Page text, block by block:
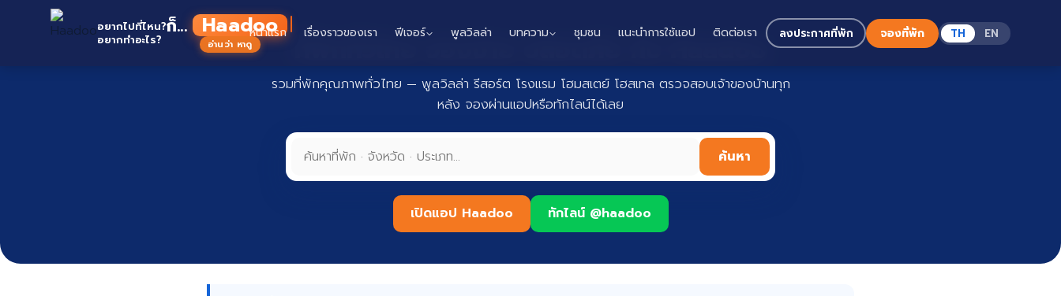
อยากไปที่ไหน?
อยากทำอะไร?
ก็... Haadoo
อ่านว่า หาดู
หน้าแรก เรื่องราวของเรา ฟีเจอร์ พูลวิลล่า บทความ ชุมชน แนะนำการใช้แอป ติดต่อเรา ลงประกาศที่พัก จองที่พัก TH EN
ที่พักทั่วไทย จองง่าย ปลอดภัย กับ Haadoo
รวมที่พักคุณภาพทั่วไทย — พูลวิลล่า รีสอร์ต โรงแรม โฮมสเตย์ โฮสเทล ตรวจสอบเจ้าของบ้านทุก
หลัง จองผ่านแอปหรือทักไลน์ได้เลย
ค้นหา
เปิดแอป Haadoo ทักไลน์ @haadoo